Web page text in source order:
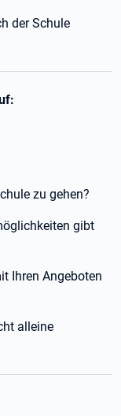
der Schule
zu gehen?
gibt
Ihren Angeboten
alleine